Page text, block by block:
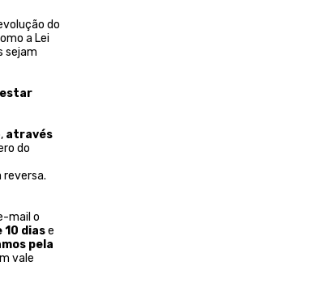
do
a Lei
sejam
estar
através
do
reversa.
mail o
10 diase
pela
vale